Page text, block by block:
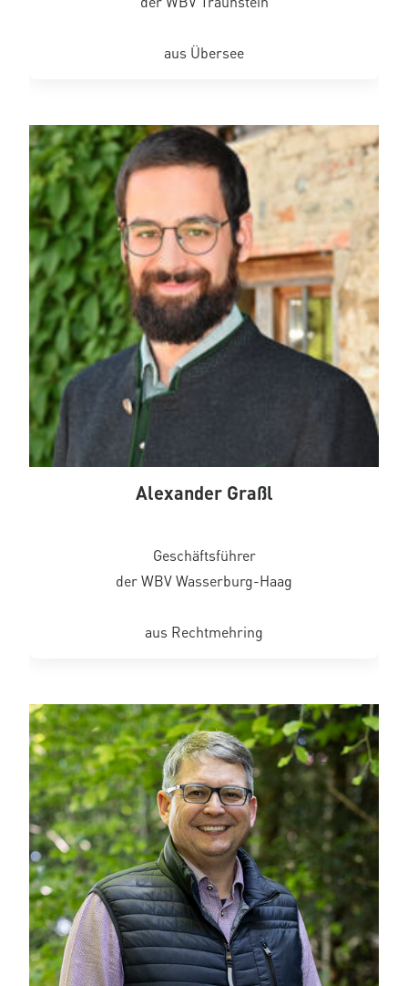
aus Übersee
Alexander Graßl
Geschäftsführer
der WBV Wasserburg-Haag
aus Rechtmehring